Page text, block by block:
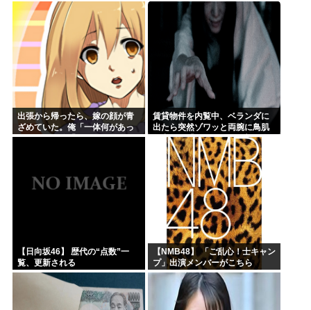
たw」
出張から帰ったら、嫁の顔が青
ざめていた。俺「一体何があっ
たんだ？」嫁「…」→子供たち
賃貸物件を内覧中、ベランダに
出たら突然ゾワッと両腕に鳥肌
が出た。「やっぱりこの部屋嫌
だ」と思った瞬間、体が前にド
ンッと突き飛ばされて…
【日向坂46】 歴代の“点数”一
覧、更新される
【NMB48】 「ご乱心！士キャン
プ」出演メンバーがこちら